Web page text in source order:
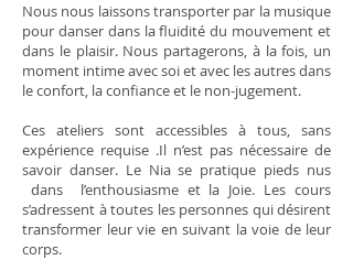
Nous nous laissons transporter par la musique
pour danser dans la fluidité du mouvement et
dans le plaisir. Nous partagerons, à la fois, un
moment intime avec soi et avec les autres dans
le confort, la confiance et le non-jugement.
Ces ateliers sont accessibles à tous, sans
expérience requise .Il n’est pas nécessaire de
savoir danser. Le Nia se pratique pieds nus
dans l’enthousiasme et la Joie. Les cours
s’adressent à toutes les personnes qui désirent
transformer leur vie en suivant la voie de leur
corps.